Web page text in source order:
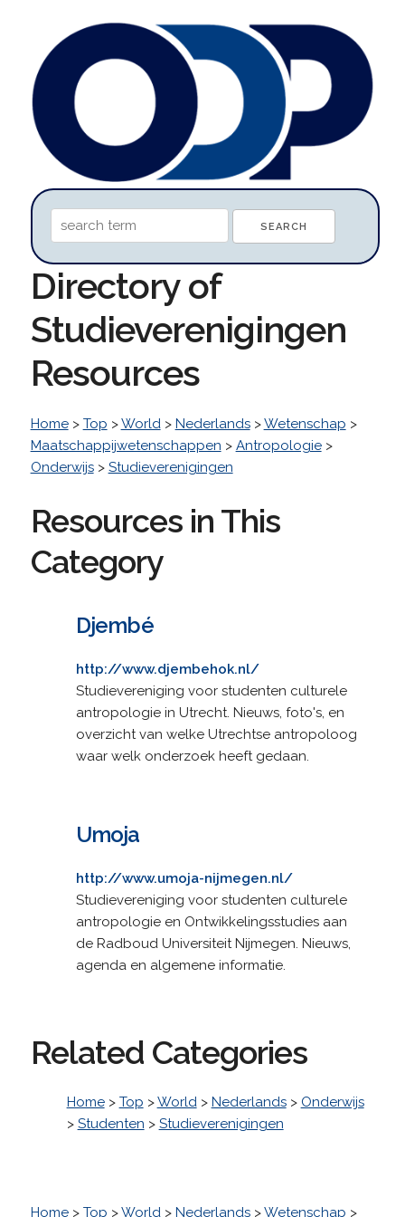
Directory of
Studieverenigingen
Resources
Home> Top >World> Nederlands>Wetenschap >
Maatschappijwetenschappen > Antropologie>
Onderwijs> Studieverenigingen
Resources in This
Category
Djembé
http://www.djembehok.nl/
Studievereniging voor studenten culturele
antropologie in Utrecht. Nieuws, foto's, en
overzicht van welke Utrechtse antropoloog
waar welk onderzoek heeft gedaan.
Umoja
http://www.umoja-nijmegen.nl/
Studievereniging voor studenten culturele
antropologie en Ontwikkelingsstudies aan
de Radboud Universiteit Nijmegen. Nieuws,
agenda en algemene informatie.
Related Categories
Home> Top >World> Nederlands> Onderwijs
> Studenten > Studieverenigingen
Home> Top >World> Nederlands>Wetenschap >